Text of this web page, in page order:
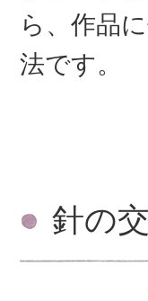
ら、作品
法です。
針の